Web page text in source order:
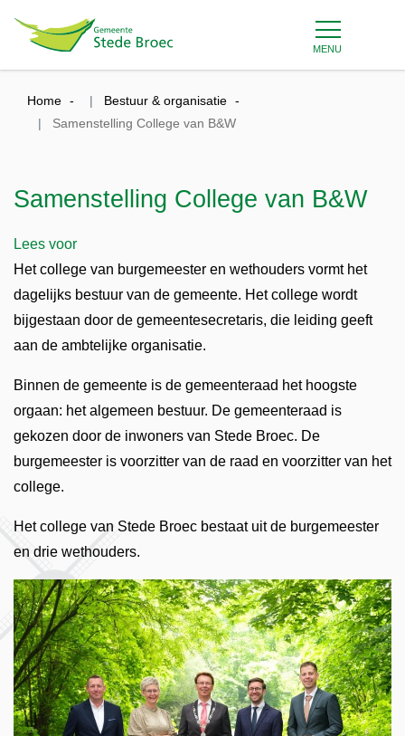
MENU
Home
Bestuur & organisatie
Samenstelling College van B&W
Samenstelling College van B&W
Lees voor
Het college van burgemeester en wethouders vormt het
dagelijks bestuur van de gemeente. Het college wordt
bijgestaan door de gemeentesecretaris, die leiding geeft
aan de ambtelijke organisatie.
Binnen de gemeente is de gemeenteraad het hoogste
orgaan: het algemeen bestuur. De gemeenteraad is
gekozen door de inwoners van Stede Broec. De
burgemeester is voorzitter van de raad en voorzitter van het
college.
Het college van Stede Broec bestaat uit de burgemeester
en drie wethouders.